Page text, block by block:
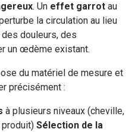
. Un effet garrot au
la circulation au lieu
douleurs, des
un œdème existant.
du matériel de mesure et
précisément :
à plusieurs niveaux (cheville,
Sélection de la